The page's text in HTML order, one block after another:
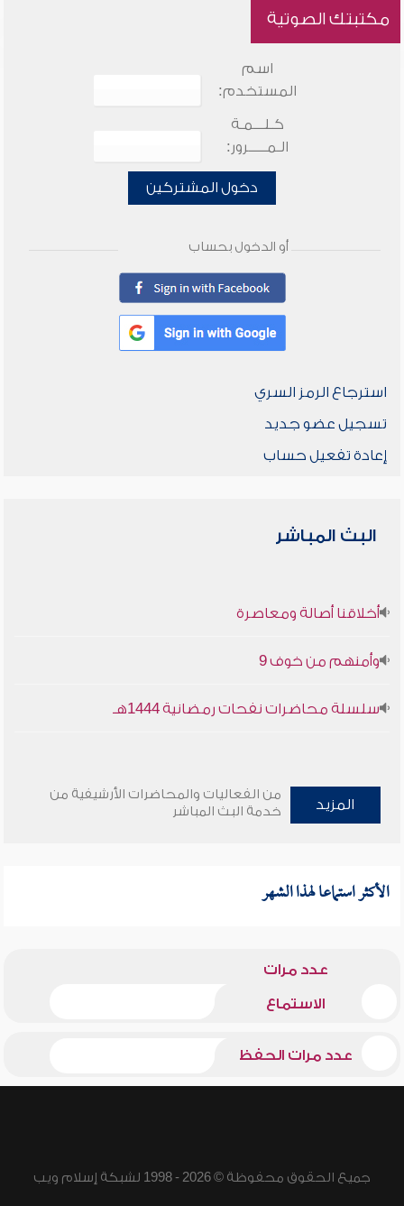
مكتبتك الصوتية
اسم
المستخدم:
كـلـــمـة
الـمـــــرور:
دخول المشتركين
أو الدخول بحساب
استرجاع الرمز السري
تسجيل عضو جديد
إعادة تفعيل حساب
البث المباشر
أخلاقنا أصالة ومعاصرة
وأمنهم من خوف 9
سلسلة محاضرات نفحات رمضانية 1444هـ
المزيد
من الفعاليات والمحاضرات الأرشيفية من
خدمة البث المباشر
الأكثر استماعا لهذا الشهر
عدد مرات
الاستماع
عدد مرات الحفظ
جميع الحقوق محفوظة © 2026 - 1998 لشبكة إسلام ويب